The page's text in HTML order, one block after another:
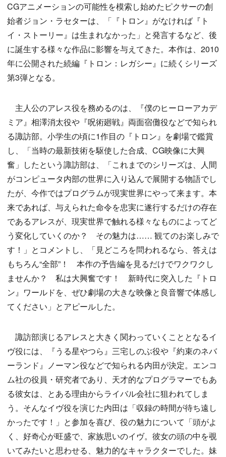
CGアニメーションの可能性を模索し始めたピクサーの創
始者ジョン・ラセターは、「『トロン』がなければ『ト
イ・ストーリー』は生まれなかった」と発言するなど、後
に誕生する様々な作品に影響を与えてきた。本作は、2010
年に公開された続編『トロン：レガシー』に続くシリーズ
第3弾となる。
主人公のアレス役を務めるのは、『僕のヒーローアカデ
ミア』相澤消太役や『呪術廻戦』両面宿儺役などで知られ
る諏訪部。小学生の頃に1作目の『トロン』を劇場で鑑賞
し、「当時の最新技術を駆使した合成、CG映像に大興
奮」したという諏訪部は、「これまでのシリーズは、人間
がコンピュータ内部の世界に入り込んで展開する物語でし
たが、今作ではプログラムが現実世界にやって来ます。本
来であれば、与えられた命令を忠実に遂行するだけの存在
であるアレスが、現実世界で触れる様々なものによってど
う変化していくのか？ その魅力は…… 観てのお楽しみで
す！」とコメントし、「見どころを問われるなら、答えは
もちろん“全部”！ 本作の予告編を見るだけでワクワクし
ませんか？ 私は大興奮です！ 新時代に突入した『トロ
ン』ワールドを、ぜひ劇場の大きな映像と良音響で体感し
てください」とアピールした。
諏訪部演じるアレスと大きく関わっていくこととなるイ
ヴ役には、『うる星やつら』三宅しのぶ役や『約束のネバ
ーランド』ノーマン役などで知られる内田が決定。エンコ
ム社の役員・研究者であり、天才的なプログラマーでもあ
る彼女は、とある理由からライバル会社に狙われてしま
う。そんなイヴ役を演じた内田は「収録の時間が待ち遠し
かったです！」と参加を喜び、役の魅力について「頭がよ
く、好奇心が旺盛で、家族思いのイヴ。彼女の頭の中を覗
いてみたいと思わせる、魅力的なキャラクターでした。妹